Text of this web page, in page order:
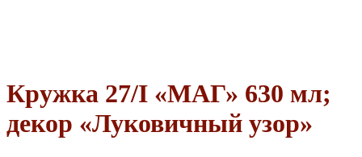
Кружка 27/I «МАГ» 630 мл;
декор «Луковичный узор»